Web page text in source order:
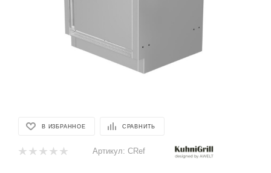
В ИЗБРАННОЕ СРАВНИТЬ
Артикул: CRef